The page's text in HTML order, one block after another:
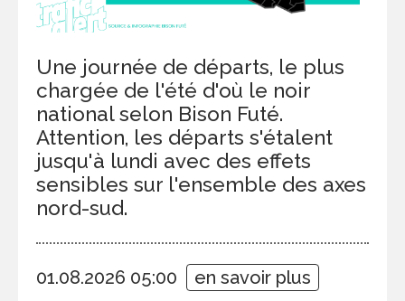
Une journée de départs, le plus
chargée de l'été d'où le noir
national selon Bison Futé.
Attention, les départs s'étalent
jusqu'à lundi avec des effets
sensibles sur l'ensemble des axes
nord-sud.
01.08.2026 05:00 en savoir plus